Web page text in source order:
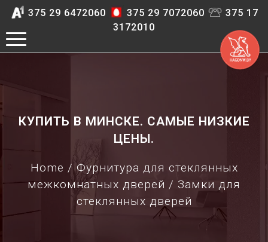
375 29 6472060 375 29 7072060
375 17
3172010
КУПИТЬ В МИНСКЕ. САМЫЕ НИЗКИЕ
ЦЕНЫ.
Home /Фурнитура для стеклянных
межкомнатных дверей / Замки для
стеклянных дверей